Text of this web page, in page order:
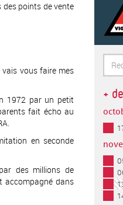
des points de vente
vais vous faire mes
1972 par un petit
fait écho au
en seconde
des millions de
accompagné dans
de
+